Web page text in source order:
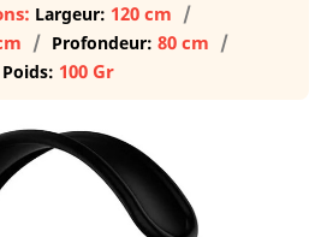
Largeur: 120 cm
Profondeur: 80 cm
Poids: 100 Gr